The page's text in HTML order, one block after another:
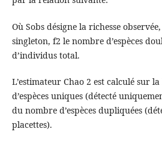
Où Sobs désigne la richesse
singleton, f2 le nombre d’espèces
d’individus total.
L’estimateur Chao 2 est calculé sur
d’espèces uniques (détecté
du nombre d’espèces dupliquées
placettes).